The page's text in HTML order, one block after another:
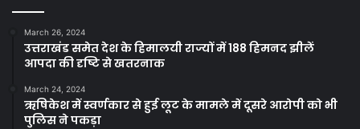
March 26, 2024
उत्तराखंड समेत देश के हिमालयी राज्यों में 188 हिमनद झीलें
आपदा की दृष्टि से खतरनाक
March 24, 2024
ऋषिकेश में स्वर्णकार से हुई लूट के मामले में दूसरे आरोपी को भी
पुलिस ने पकड़ा